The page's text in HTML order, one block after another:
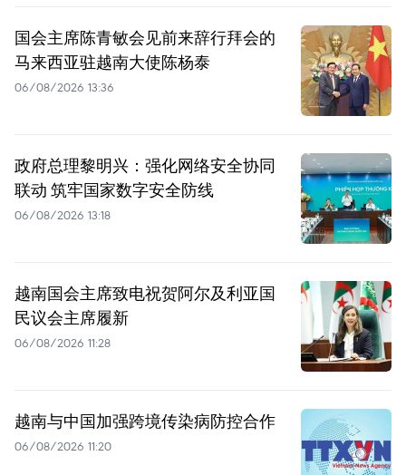
国会主席陈青敏会见前来辞行拜会的
马来西亚驻越南大使陈杨泰
06/08/2026 13:36
政府总理黎明兴：强化网络安全协同
联动 筑牢国家数字安全防线
06/08/2026 13:18
越南国会主席致电祝贺阿尔及利亚国
民议会主席履新
06/08/2026 11:28
越南与中国加强跨境传染病防控合作
06/08/2026 11:20